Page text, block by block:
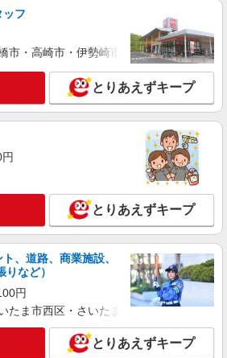
円〜220,000円 ・資格手当：10,000〜
円 ・役職手当：10,000〜70,000円 ・処遇改
：20,000〜60,000円（勤続年数、保有資格
変動） ・固定残業手当：20,000円（10時
固定残業時間を超過する場合には超過勤務
して別途支給 ・夜勤手当：10,000円/1回
とは別に支給） 下記資格をお持ちの方
認知症介護基礎研修 ・初任者研修 ・実務
詳細を見る
文庫駅】看護助手募集(パート)＊柔軟性
働き方♪
給1550円〜2312円 ＜交通費全支給(ガソリ
区内多数 最寄駅：金沢文庫
詳細を見る
文庫駅／看護助手≫子育て世代活躍中！
すい環境♪
1600円〜2250円 ＜日払い有/週払い有/交
ッフ
市・高崎市・伊勢崎市・太田市・館林市
とりあえずキープ
とりあえずキープ
、道路、商業施設、
など）
円
たま市西区・さいたま市岩槻区・久喜市・
とりあえずキープ